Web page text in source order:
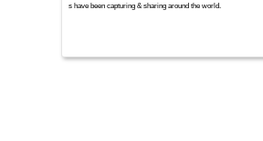
s have been capturing & sharing around the world.